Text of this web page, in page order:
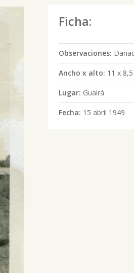
Ficha:
Observaciones:
Ancho x alto: 11 x
Lugar: Guairá
Fecha: 15 abril 1949